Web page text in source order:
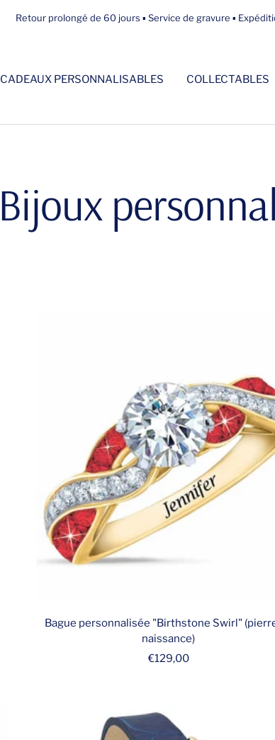
Retour prolongé de 60 jours ▪ Service de gravure ▪
CADEAUX PERSONNALISABLES COLLECTABLES
Bijoux
Bague personnalisée "Birthstone Swirl"
naissance)
Prix
€129,00